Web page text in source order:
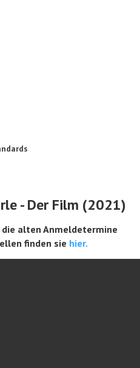
- Der Film (2021)
alten Anmeldetermine
finden sie hier.